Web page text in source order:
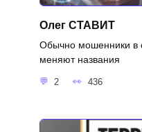
Олег СТАВИТ
Обычно мошенники в
меняют названия
2 436